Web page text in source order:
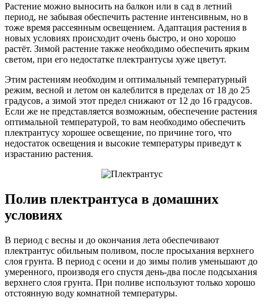
Растение можно выносить на балкон или в сад в летний
период, не забывая обеспечить растение интенсивным, но в
тоже время рассеянным освещением. Адаптация растения в
новых условиях происходит очень быстро, и оно хорошо
растёт. Зимой растение также необходимо обеспечить ярким
светом, при его недостатке плектрантусы хуже цветут.
Этим растениям необходим и оптимальный температурный
режим, весной и летом он калеблится в пределах от 18 до 25
градусов, а зимой этот предел снижают от 12 до 16 градусов.
Если же не представляется возможным, обеспечение растения
оптимальной температурой, то вам необходимо обеспечить
плектрантусу хорошее освещение, по причине того, что
недостаток освещения и высокие температуры приведут к
израстанию растения.
Полив плектрантуса в домашних
условиях
В период с весны и до окончания лета обеспечивают
плектрантус обильным поливом, после просыхания верхнего
слоя грунта. В период с осени и до зимы полив уменьшают до
умеренного, производя его спустя день-два после подсыхания
верхнего слоя грунта. При поливе используют только хорошо
отстоянную воду комнатной температуры.